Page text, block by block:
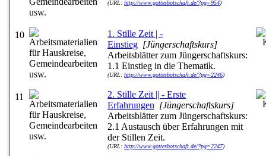
(URL: http://www.gottesbotschaft.de/?pg=954)
10
1. Stille Zeit | -
Einstieg [Jüngerschaftskurs]
Arbeitsblätter zum Jüngerschaftskurs:
1.1 Einstieg in die Thematik.
(URL: http://www.gottesbotschaft.de/?pg=2246)
11
2. Stille Zeit || - Erste
Erfahrungen [Jüngerschaftskurs]
Arbeitsblätter zum Jüngerschaftskurs:
2.1 Austausch über Erfahrungen mit
der Stillen Zeit.
(URL: http://www.gottesbotschaft.de/?pg=2247)